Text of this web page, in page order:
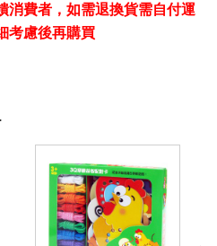
費者，如需退換貨需自付運
考慮後再購買